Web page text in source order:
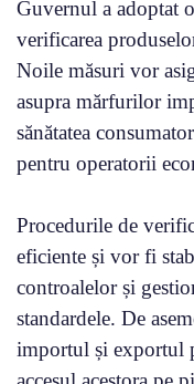
Guvernul a adoptat
verificarea
Noile măsuri vor
asupra mărfurilor
sănătatea
pentru operatorii
Procedurile de
eficiente și vor fi
controalelor și
standardele. De
importul și exportul